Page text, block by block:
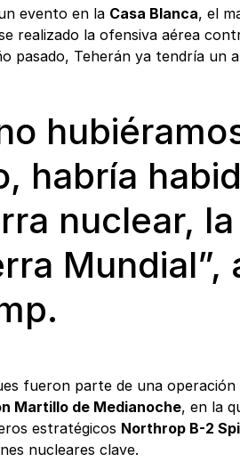
evento en la Casa Blanca, el
realizado la ofensiva aérea
pasado, Teherán ya tendría un
habría
nuclear,
Mundial”,
fueron parte de una operación
Martillo de Medianoche, en la
estratégicos Northrop B-2
nucleares clave.